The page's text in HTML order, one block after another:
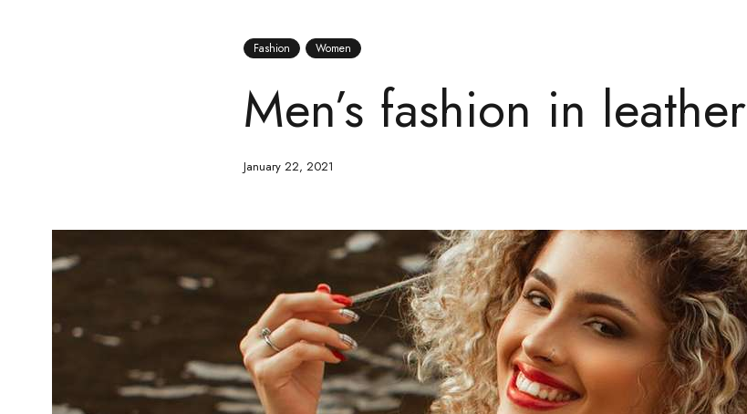
Fashion Women
Men’s fashion in leather
January 22, 2021